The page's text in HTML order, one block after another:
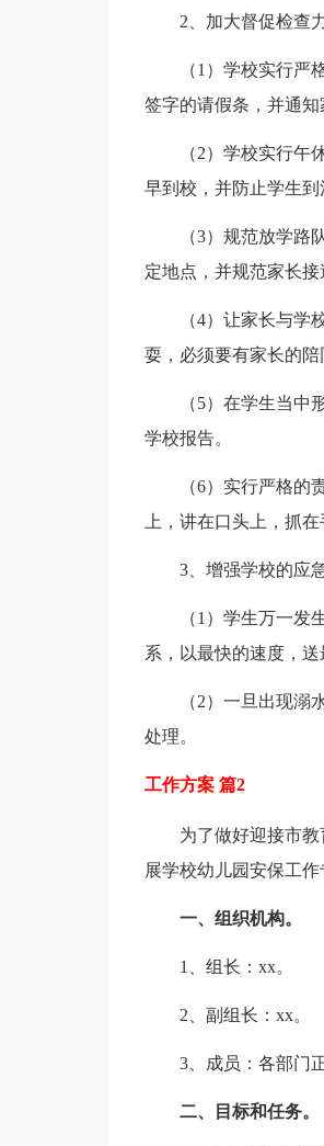
2、加大督促检查
（1）学校实行
签字的请假条，并通知
（2）学校实行
早到校，并防止学生到
（3）规范放学
定地点，并规范家长
（4）让家长与
耍，必须要有家长的陪
（5）在学生当
学校报告。
（6）实行严格的
上，讲在口头上，抓
3、增强学校的应
（1）学生万一
系，以最快的速度，
（2）一旦出现
处理。
工作方案 篇2
为了做好迎接市
展学校幼儿园安保工
一、组织机构。
1、组长：xx。
2、副组长：xx。
3、成员：各部门
二、目标和任务。